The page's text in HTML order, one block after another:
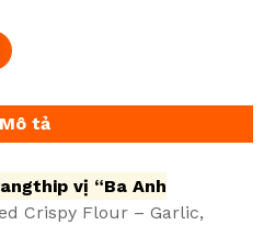
Mô tả
vị “Ba Anh
Crispy Flour – Garlic,